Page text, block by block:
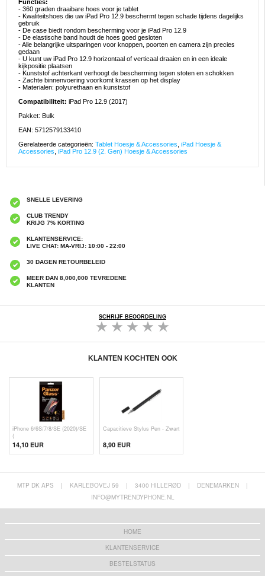
Functies:
- 360 graden draaibare hoes voor je tablet
- Kwaliteitshoes die uw iPad Pro 12.9 beschermt tegen schade tijdens dagelijks
gebruik
- De case biedt rondom bescherming voor je iPad Pro 12.9
- De elastische band houdt de hoes goed gesloten
- Alle belangrijke uitsparingen voor knoppen, poorten en camera zijn precies
gedaan
- U kunt uw iPad Pro 12.9 horizontaal of verticaal draaien en in een ideale
kijkpositie plaatsen
- Kunststof achterkant verhoogt de bescherming tegen stoten en schokken
- Zachte binnenvoering voorkomt krassen op het display
- Materialen: polyurethaan en kunststof
Compatibiliteit: iPad Pro 12.9 (2017)
Pakket: Bulk
EAN: 5712579133410
Gerelateerde categorieën: Tablet Hoesje & Accessories iPad Hoesje &
Accessories iPad Pro 12.9 (2. Gen) Hoesje & Accessories
SNELLE LEVERING
CLUB TRENDY
KRIJG 7% KORTING
KLANTENSERVICE:
LIVE CHAT: MA-VRIJ: 10:00 - 22:00
30 DAGEN RETOURBELEID
MEER DAN 8,000,000 TEVREDENE
KLANTEN
SCHRIJF BEOORDELING
KLANTEN KOCHTEN OOK
iPhone 6/6S/7/8/SE (2020)/SE
(
14,10 EUR
Capacitieve Stylus Pen - Zwart
8,90 EUR
MTP DK APS | KARLEBOVEJ 59 | 3400 HILLERØD | DENEMARKEN
|
INFO@MYTRENDYPHONE.NL
HOME
KLANTENSERVICE
BESTELSTATUS